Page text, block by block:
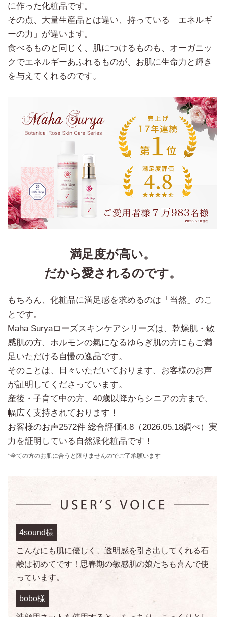
に作った化粧品です。
その点、大量生産品とは違い、持っている「エネルギ
ーの力」が違います。
食べるものと同じく、肌につけるものも、オーガニッ
クでエネルギーあふれるものが、お肌に生命力と輝き
を与えてくれるのです。
満足度が高い。
だから愛されるのです。
もちろん、化粧品に満足感を求めるのは「当然」のこ
とです。
Maha Suryaローズスキンケアシリーズは、乾燥肌・敏
感肌の方、ホルモンの氣になるゆらぎ肌の方にもご満
足いただける自慢の逸品です。
そのことは、日々いただいております、お客様のお声
が証明してくださっています。
産後・子育て中の方、40歳以降からシニアの方まで、
幅広く支持されております！
お客様のお声2572件 総合評価4.8（2026.05.18調べ）実
力を証明している自然派化粧品です！
*全ての方のお肌に合うと限りませんのでご了承願います
4sound様
こんなにも肌に優しく、透明感を引き出してくれる石
鹸は初めてです！思春期の敏感肌の娘たちも喜んで使
っています。
bobo様